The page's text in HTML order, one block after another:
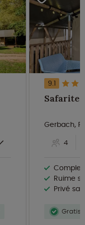
9.1
Gerbach,
4
Ruime
Privé
Gratis